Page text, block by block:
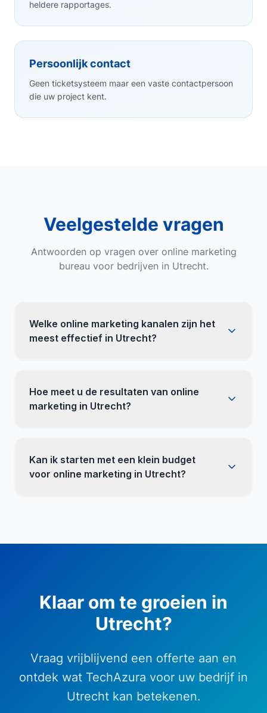
heldere rapportages.
Persoonlijk contact
Geen ticketsysteem maar een vaste contactpersoon
die uw project kent.
Veelgestelde vragen
Antwoorden op vragen over online marketing
bureau voor bedrijven in Utrecht.
Welke online marketing kanalen zijn het
meest effectief in Utrecht?
Hoe meet u de resultaten van online
marketing in Utrecht?
Kan ik starten met een klein budget
voor online marketing in Utrecht?
Klaar om te groeien in
Utrecht?
Vraag vrijblijvend een offerte aan en
ontdek wat TechAzura voor uw bedrijf in
Utrechtkan betekenen.